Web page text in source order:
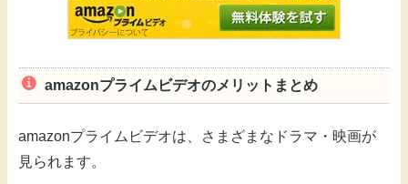
amazonプライムビデオのメリットまとめ
amazonプライムビデオは、さまざまなドラマ・映画が
見られます。